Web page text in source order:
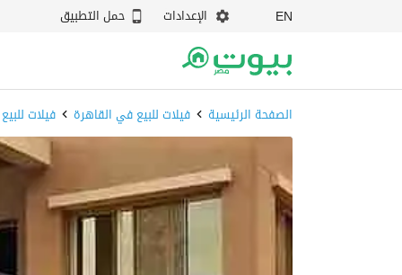
EN الإعدادات حمل التطبيق
الصفحة الرئيسية فيلات للبيع في القاهرة فيلات